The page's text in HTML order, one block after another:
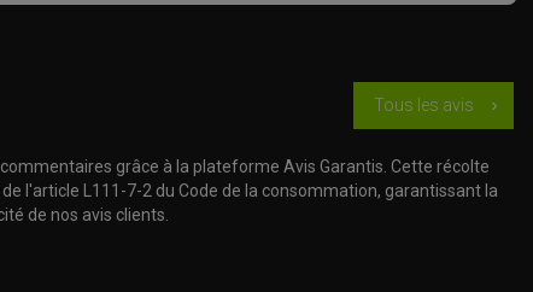
Tous les avis chevron_right
grâce à la plateforme Avis Garantis. Cette récolte
l'article L111-7-2 du Code de la consommation, garantissant la
de nos avis clients.